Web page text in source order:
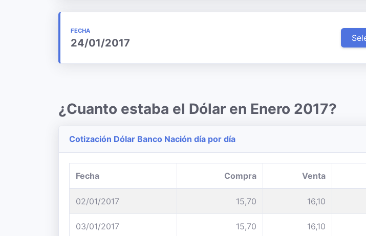
FECHA
24/01/2017
¿Cuanto estaba el Dólar en Enero 2017?
Cotización Dólar Banco Nación día por día
Fecha Compra Venta
02/01/2017 15,70 16,10
03/01/2017 15,70 16,10